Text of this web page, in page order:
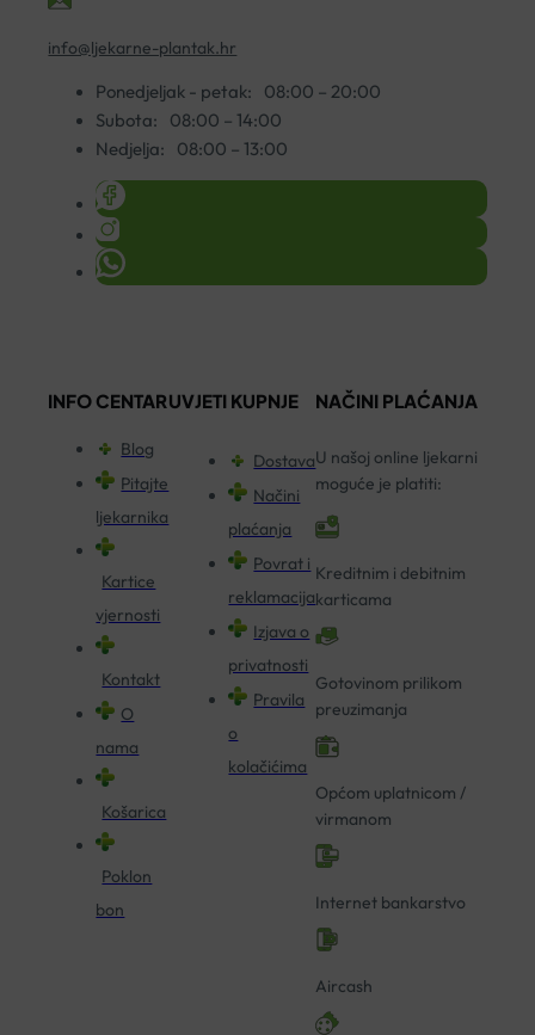
info@ljekarne-plantak.hr
Ponedjeljak - petak:
08:00 – 20:00
Subota:
08:00 – 14:00
Nedjelja:
08:00 – 13:00
INFO CENTAR
Blog
Pitajte
ljekarnika
Kartice
vjernosti
Kontakt
O
nama
Košarica
Poklon
bon
UVJETI KUPNJE
Dostava
Načini
plaćanja
Povrat i
reklamacija
Izjava o
privatnosti
Pravila
o
kolačićima
NAČINI PLAĆANJA
U našoj online ljekarni
moguće je platiti:
Kreditnim i debitnim
karticama
Gotovinom prilikom
preuzimanja
Općom uplatnicom /
virmanom
Internet bankarstvo
Aircash